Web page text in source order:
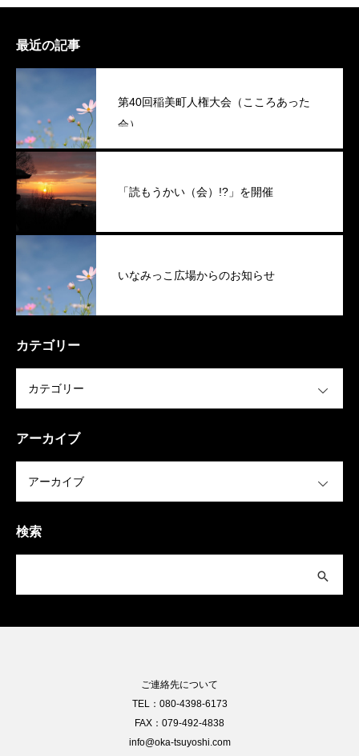
最近の記事
第40回稲美町人権大会（こころあった
会）
「読もうかい（会）!?」を開催
いなみっこ広場からのお知らせ
カテゴリー
アーカイブ
検索
ご連絡先について
TEL：080-4398-6173
FAX：079-492-4838
info@oka-tsuyoshi.com